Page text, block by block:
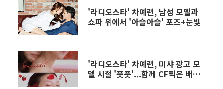
'라디오스타' 차예련, 남성 모델과
쇼파 위에서 '아슬아슬' 포즈+눈빛
'라디오스타' 차예련, 미샤 광고 모
델 시절 '풋풋'...함께 CF찍은 배우